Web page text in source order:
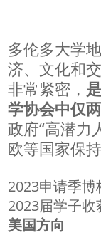
多伦多大学
济、文化和
非常紧密，
学协会中仅
政府“高潜力
欧等国家保
2023申请季
2023届学子收
美国方向